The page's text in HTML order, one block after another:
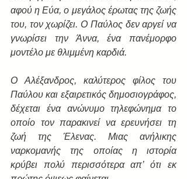
αφού η Εύα, ο μεγάλος έρωτας της ζωής
του, τον χωρίζει. Ο Παύλος δεν αργεί να
γνωρίσει την Άννα, ένα πανέμορφο
μοντέλο με θλιμμένη καρδιά.
O Αλέξανδρος, καλύτερος φίλος του
Παύλου και εξαιρετικός δημοσιογράφος,
δέχεται ένα ανώνυμο τηλεφώνημα το
οποίο τον παρακινεί να ερευνήσει τη
ζωή της Έλενας. Μιας ανήλικης
ναρκομανής της οποίας η ιστορία
κρύβει πολύ περισσότερα απ’ ότι εκ